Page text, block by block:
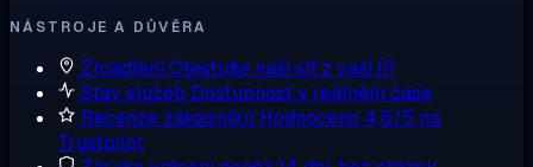
NÁSTROJE A DŮVĚRA
ZrcadleníOtestujte naši síť z vaší IP
Stav služeb Dostupnost v reálném čase
Recenze zákazníků Hodnoceno 4,6/5 na
Trustpilot